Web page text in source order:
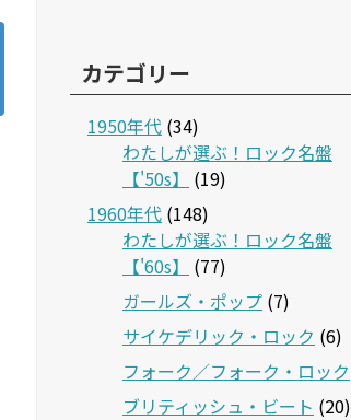
カテゴリー
1950年代 (34)
わたしが選ぶ！ロック名盤
【'50s】
(19)
1960年代 (148)
わたしが選ぶ！ロック名盤
【'60s】
(77)
ガールズ・ポップ (7)
サイケデリック・ロック (6)
フォーク／フォーク・ロック
ブリティッシュ・ビート (20)